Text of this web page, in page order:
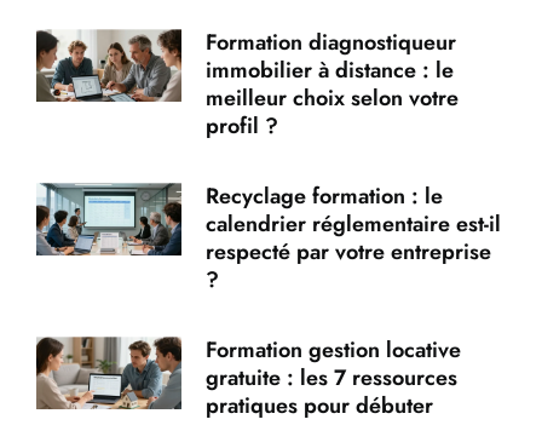
Formation diagnostiqueur
immobilier à distance : le
meilleur choix selon votre
profil ?
Recyclage formation : le
calendrier réglementaire est-il
respecté par votre entreprise
?
Formation gestion locative
gratuite : les 7 ressources
pratiques pour débuter